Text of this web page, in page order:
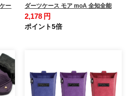
ー
ダーツケース モア moA 全知全能
2,178 円
ポイント5倍